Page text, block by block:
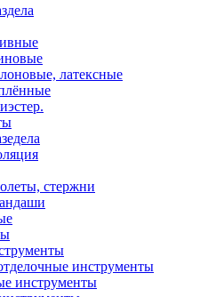
латексные
стержни
инструменты
инструменты